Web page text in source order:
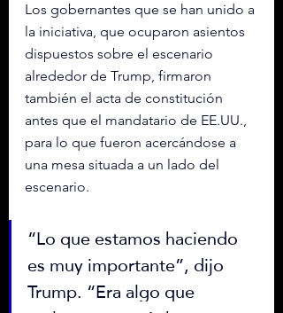
Los gobernantes que se han unido a
la iniciativa, que ocuparon asientos
dispuestos sobre el escenario
alrededor de Trump, firmaron
también el acta de constitución
antes que el mandatario de EE.UU.,
para lo que fueron acercándose a
una mesa situada a un lado del
escenario.
“Lo que estamos haciendo
es muy importante”, dijo
Trump. “Era algo que